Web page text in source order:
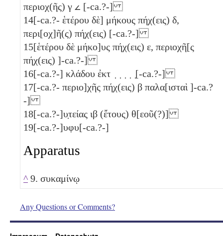
περιοχ(ῆς) γ 𐅵 [-ca.?-]
14[-ca.?- ἑτέρου δὲ] μήκους πήχ(εις) δ,
περι[οχ]ῆ(ς) πήχ(εις) [-ca.?-]
15[ἑτέρου δὲ μήκο]υς πήχ(εις) ε, περιοχῆ[ς
πήχ(εις) ]-ca.?-]
16[-ca.?-] κλάδου ἐκτ ̣ ̣ ̣ ̣ ̣[-ca.?-]
17[-ca.?- περιο]χῆς πήχ(εις) β παλα[ισταὶ ]-ca.?
-]
18[-ca.?-]υ̣τείας ιβ (ἔτους) θ[εοῦ(?)]
19[-ca.?-]υφυ[-ca.?-]
Apparatus
^ 9. συκαμίνῳ
Any Questions or Comments?